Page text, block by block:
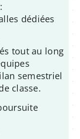
dédiées
tout au long
semestriel
classe.